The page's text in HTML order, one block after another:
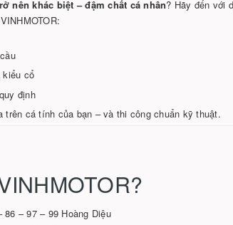
nên khác biệt – đậm chất cá nhân? Hãy đến với
kiểu cổ
định
cá tính của bạn – và thi công chuẩn kỹ thuật.
86 – 97 – 99 Hoàng Diệu